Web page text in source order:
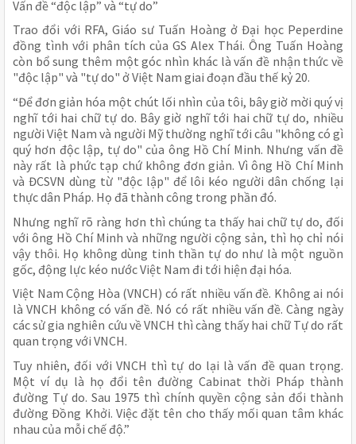
Vấn đề “độc lập” và “tự do”
Trao đổi với RFA, Giáo sư Tuấn Hoàng ở Đại học Peperdine
đồng tình với phân tích của GS Alex Thái. Ông Tuấn Hoàng
còn bổ sung thêm một góc nhìn khác là vấn đề nhận thức về
"độc lập" và "tự do" ở Việt Nam giai đoạn đầu thế kỷ 20.
“Để đơn giản hóa một chút lối nhìn của tôi, bây giờ mời quý vị
nghĩ tới hai chữ tự do. Bây giờ nghĩ tới hai chữ tự do, nhiều
người Việt Nam và người Mỹ thường nghĩ tới câu "không có gì
quý hơn độc lập, tự do" của ông Hồ Chí Minh. Nhưng vấn đề
này rất là phức tạp chứ không đơn giản. Vì ông Hồ Chí Minh
và ĐCSVN dùng từ "độc lập" để lôi kéo người dân chống lại
thực dân Pháp. Họ đã thành công trong phần đó.
Nhưng nghĩ rõ ràng hơn thì chúng ta thấy hai chữ tự do, đối
với ông Hồ Chí Minh và những người cộng sản, thì họ chỉ nói
vậy thôi. Họ không dùng tinh thần tự do như là một nguồn
gốc, động lực kéo nước Việt Nam đi tới hiện đại hóa.
Việt Nam Cộng Hòa (VNCH) có rất nhiều vấn đề. Không ai nói
là VNCH không có vấn đề. Nó có rất nhiều vấn đề. Càng ngày
các sử gia nghiên cứu về VNCH thì càng thấy hai chữ Tự do rất
quan trọng với VNCH.
Tuy nhiên, đối với VNCH thì tự do lại là vấn đề quan trọng.
Một ví dụ là họ đổi tên đường Cabinat thời Pháp thành
đường Tự do. Sau 1975 thì chính quyền cộng sản đổi thành
đường Đồng Khởi. Việc đặt tên cho thấy mối quan tâm khác
nhau của mỗi chế độ.”